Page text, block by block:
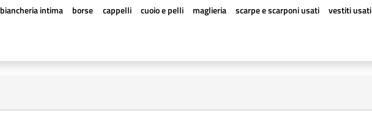
biancheria intima borse cappelli cuoio e pelli maglieria scarpe e scarponi usati vestiti usati